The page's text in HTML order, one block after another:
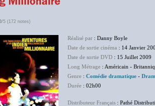
/5 (172 notes)
Réalisé par : Danny Boyle
Date de sortie cinéma : 14 Janvier
Date de sortie DVD : 15 Juillet 2009
Long Métrage : Américain -
Genre : Comédie dramatique -
Durée : 02h00
Distributeur Français : Pathé